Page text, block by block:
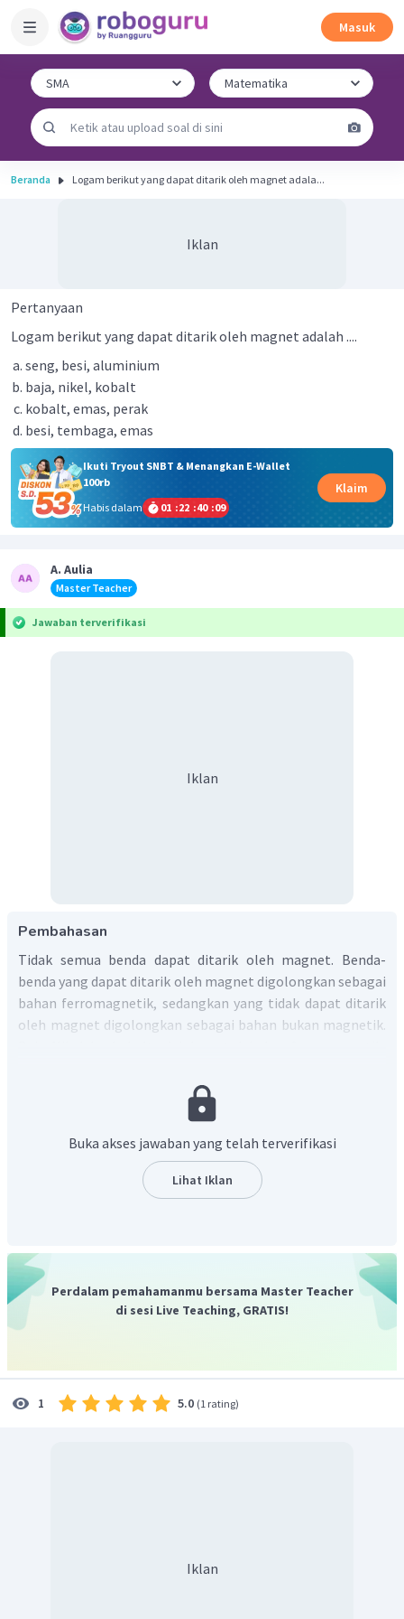
Masuk
Beranda Logam berikut yang dapat ditarik oleh magnet adala...
Iklan
Pertanyaan
Logam berikut yang dapat ditarik oleh magnet adalah ....
seng, besi, aluminium
baja, nikel, kobalt
kobalt, emas, perak
besi, tembaga, emas
Ikuti Tryout SNBT & Menangkan E-Wallet
100rb
Habis dalam
01 :22 :40 :09
Klaim
A. Aulia
Master Teacher
Jawaban terverifikasi
Iklan
Pembahasan
Tidak semua benda dapat ditarik oleh magnet. Benda-
benda yang dapat ditarik oleh magnet digolongkan sebagai
bahan ferromagnetik, sedangkan yang tidak dapat ditarik
oleh magnet digolongkan sebagai bahan bukan magnetik.
Oleh karena itu, jawabannya adalah B.
Buka akses jawaban yang telah terverifikasi
Lihat Iklan
Perdalam pemahamanmu bersama Master Teacher
di sesi Live Teaching, GRATIS!
1 5.0 (1 rating)
Iklan